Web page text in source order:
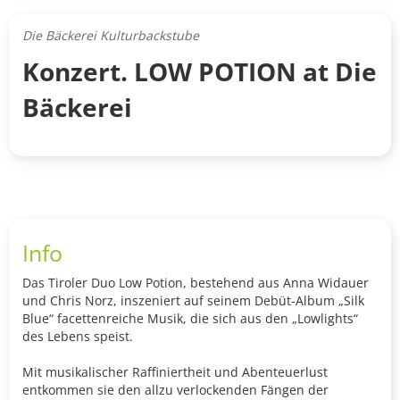
Die Bäckerei Kulturbackstube
Konzert. LOW POTION at Die
Bäckerei
Info
Das Tiroler Duo Low Potion, bestehend aus Anna Widauer
und Chris Norz, inszeniert auf seinem Debüt-Album „Silk
Blue“ facettenreiche Musik, die sich aus den „Lowlights“
des Lebens speist.
Mit musikalischer Raffiniertheit und Abenteuerlust
entkommen sie den allzu verlockenden Fängen der